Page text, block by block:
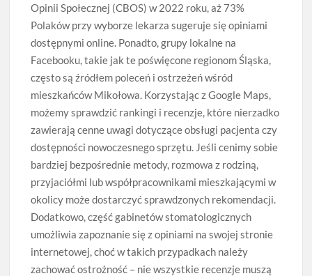
Opinii Społecznej (CBOS) w 2022 roku, aż 73%
Polaków przy wyborze lekarza sugeruje się opiniami
dostępnymi online. Ponadto, grupy lokalne na
Facebooku, takie jak te poświęcone regionom Śląska,
często są źródłem poleceń i ostrzeżeń wśród
mieszkańców Mikołowa. Korzystając z Google Maps,
możemy sprawdzić rankingi i recenzje, które nierzadko
zawierają cenne uwagi dotyczące obsługi pacjenta czy
dostępności nowoczesnego sprzętu. Jeśli cenimy sobie
bardziej bezpośrednie metody, rozmowa z rodziną,
przyjaciółmi lub współpracownikami mieszkającymi w
okolicy może dostarczyć sprawdzonych rekomendacji.
Dodatkowo, część gabinetów stomatologicznych
umożliwia zapoznanie się z opiniami na swojej stronie
internetowej, choć w takich przypadkach należy
zachować ostrożność – nie wszystkie recenzje muszą